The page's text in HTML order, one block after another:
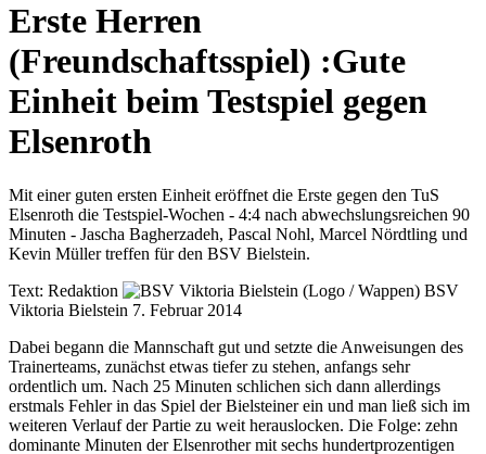
Erste Herren
(Freundschaftsspiel) :Gute
Einheit beim Testspiel gegen
Elsenroth
Mit einer guten ersten Einheit eröffnet die Erste gegen den TuS
Elsenroth die Testspiel-Wochen - 4:4 nach abwechslungsreichen 90
Minuten - Jascha Bagherzadeh, Pascal Nohl, Marcel Nördtling und
Kevin Müller treffen für den BSV Bielstein.
Text: Redaktion
BSV
Viktoria Bielstein 7. Februar 2014
Dabei begann die Mannschaft gut und setzte die Anweisungen des
Trainerteams, zunächst etwas tiefer zu stehen, anfangs sehr
ordentlich um. Nach 25 Minuten schlichen sich dann allerdings
erstmals Fehler in das Spiel der Bielsteiner ein und man ließ sich im
weiteren Verlauf der Partie zu weit herauslocken. Die Folge: zehn
dominante Minuten der Elsenrother mit sechs hundertprozentigen